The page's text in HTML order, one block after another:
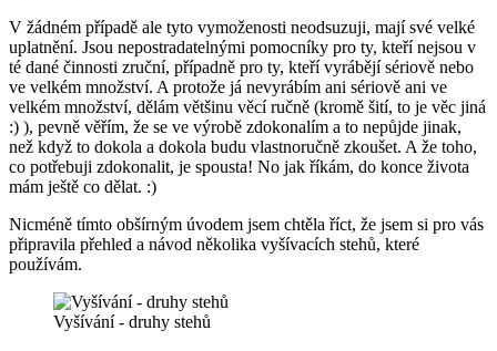
V žádném případě ale tyto vymoženosti neodsuzuji, mají své velké
uplatnění. Jsou nepostradatelnými pomocníky pro ty, kteří nejsou v
té dané činnosti zruční, případně pro ty, kteří vyrábějí sériově nebo
ve velkém množství. A protože já nevyrábím ani sériově ani ve
velkém množství, dělám většinu věcí ručně (kromě šití, to je věc jiná
:) ), pevně věřím, že se ve výrobě zdokonalím a to nepůjde jinak,
než když to dokola a dokola budu vlastnoručně zkoušet. A že toho,
co potřebuji zdokonalit, je spousta! No jak říkám, do konce života
mám ještě co dělat. :)
Nicméně tímto obšírným úvodem jsem chtěla říct, že jsem si pro vás
připravila přehled a návod několika vyšívacích stehů, které
používám.
Vyšívání - druhy stehů